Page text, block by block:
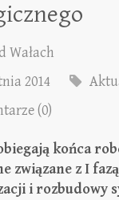
Wałach
2014
(0)
końca
związane z I fazą
i rozbudowy